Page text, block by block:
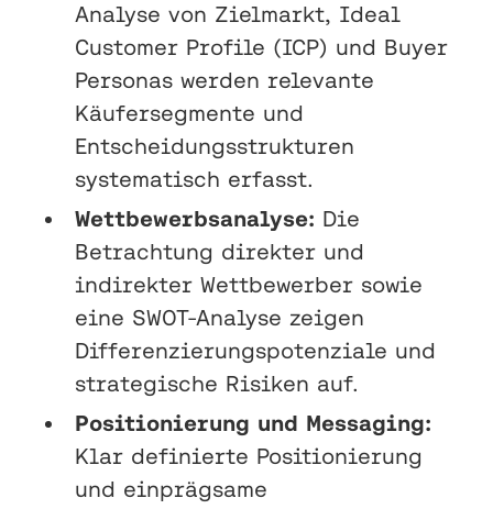
Analyse von Zielmarkt, Ideal
Customer Profile (ICP) und Buyer
Personas werden relevante
Käufersegmente und
Entscheidungsstrukturen
systematisch erfasst.
Wettbewerbsanalyse: Die
Betrachtung direkter und
indirekter Wettbewerber sowie
eine SWOT-Analyse zeigen
Differenzierungspotenziale und
strategische Risiken auf.
Positionierung und Messaging:
Klar definierte Positionierung
und einprägsame